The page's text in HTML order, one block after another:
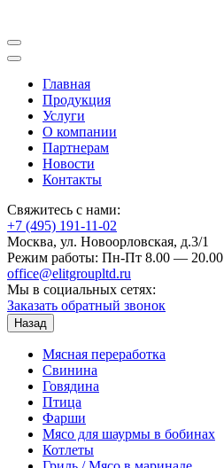
Главная
Продукция
Услуги
О компании
Партнерам
Новости
Контакты
Свяжитесь с нами:
+7 (495) 191-11-02
Москва, ул. Новоорловская, д.3/1
Режим работы: Пн-Пт 8.00 — 20.00
office@elitgroupltd.ru
Мы в социальных сетях:
Заказать обратный звонок
Назад
Мясная переработка
Свинина
Говядина
Птица
Фарши
Мясо для шаурмы в бобинах
Котлеты